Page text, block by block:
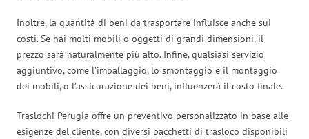
Inoltre, la quantità di beni da trasportare influisce anche sui
costi. Se hai molti mobili o oggetti di grandi dimensioni, il
prezzo sarà naturalmente più alto. Infine, qualsiasi servizio
aggiuntivo, come l’imballaggio, lo smontaggio e il montaggio
dei mobili, o l’assicurazione dei beni, influenzerà il costo finale.
Traslochi Perugia offre un preventivo personalizzato in base alle
esigenze del cliente, con diversi pacchetti di trasloco disponibili